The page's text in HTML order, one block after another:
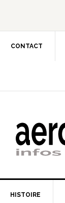
CONTACT
HISTOIRE